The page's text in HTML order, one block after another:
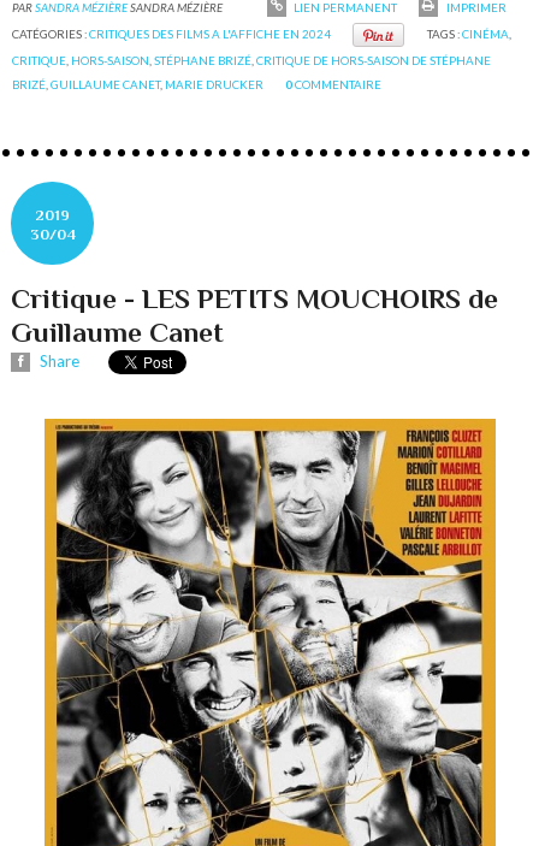
PARSANDRA MÉZIÈRESANDRA MÉZIÈRE LIEN PERMANENT
IMPRIMER
CATÉGORIES :CRITIQUES DES FILMS A L'AFFICHE EN 2024 TAGS :CINÉMA
CRITIQUE HORS-SAISON ,STÉPHANE BRIZÉ ,CRITIQUE DE HORS-SAISON DE STÉPHANE
BRIZÉ ,GUILLAUME CANET, MARIE DRUCKER 0COMMENTAIRE
2019
30/04
Critique - LES PETITS MOUCHOIRS de
Guillaume Canet
Share